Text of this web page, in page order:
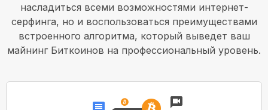
насладиться всеми возможностями интернет-
серфинга, но и воспользоваться преимуществами
встроенного алгоритма, который выведет ваш
майнинг Биткоинов на профессиональный уровень.